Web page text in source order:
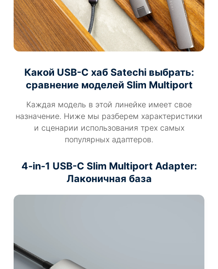
Какой USB-C хаб Satechi выбрать:
сравнение моделей Slim Multiport
Каждая модель в этой линейке имеет свое
назначение. Ниже мы разберем характеристики
и сценарии использования трех самых
популярных адаптеров.
4-in-1 USB-C Slim Multiport Adapter:
Лаконичная база